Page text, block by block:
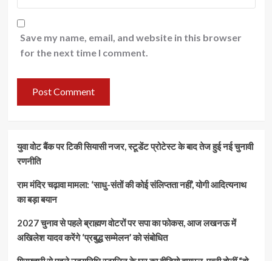
Save my name, email, and website in this browser
for the next time I comment.
युवा वोट बैंक पर टिकी सियासी नजर, स्टूडेंट प्रोटेस्ट के बाद तेज हुई नई चुनावी
रणनीति
राम मंदिर चढ़ावा मामला: ‘साधु-संतों की कोई संलिप्तता नहीं’, योगी आदित्यनाथ
का बड़ा बयान
2027 चुनाव से पहले ब्राह्मण वोटरों पर सपा का फोकस, आज लखनऊ में
अखिलेश यादव करेंगे ‘प्रबुद्ध सम्मेलन’ को संबोधित